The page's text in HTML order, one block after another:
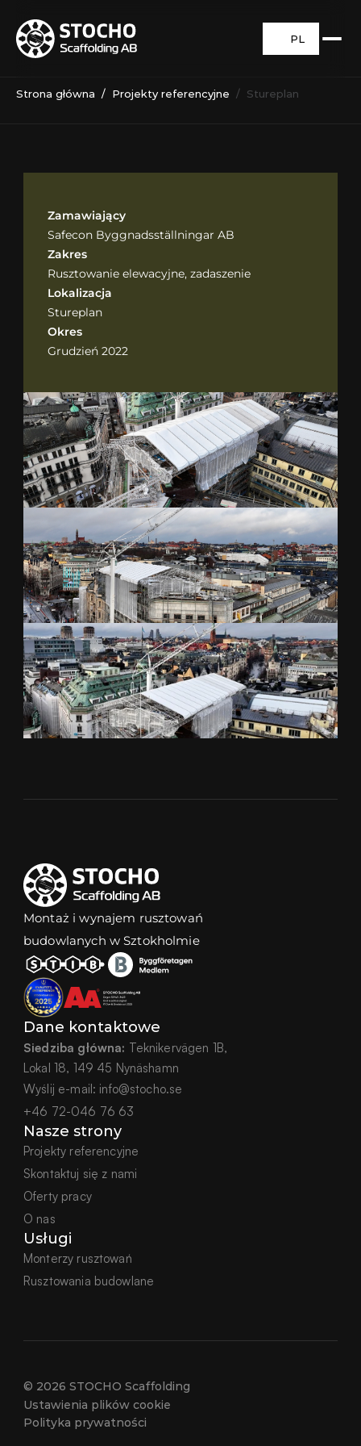
PL
Strona główna
  /
Projekty referencyjne
  /  Stureplan
Zamawiający
Safecon Byggnadsställningar AB
Zakres
Rusztowanie elewacyjne, zadaszenie
Lokalizacja
Stureplan
Okres
Grudzień 2022
Montaż i wynajem rusztowań
budowlanych w Sztokholmie
Dane kontaktowe
Siedziba główna: Teknikervägen 1B,
Lokal 18, 149 45 Nynäshamn
Wyślij e-mail: info@stocho.se
+46 72-046 76 63
Nasze strony
Projekty referencyjne
Skontaktuj się z nami
Oferty pracy
O nas
Usługi
Monterzy rusztowań
Rusztowania budowlane
© 2026 STOCHO Scaffolding
Ustawienia plików cookie
Polityka prywatności